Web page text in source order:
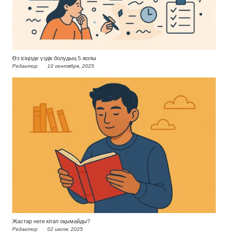
Өз ісіңізде үздік болудың 5 жолы
Редактор 10 сентября, 2025
Жастар неге кітап оқымайды?
Редактор 02 июля, 2025